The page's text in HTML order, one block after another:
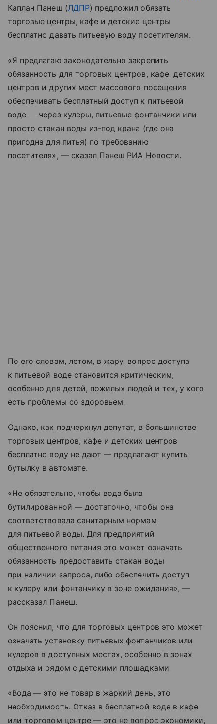
Каплан Панеш (ЛДПР) предложил обязать
торговые центры, кафе и детские центры
бесплатно давать питьевую воду посетителям.
«Я предлагаю законодательно закрепить
обязанность для торговых центров, кафе, детских
центров и других мест массового посещения
обеспечивать бесплатный доступ к питьевой
воде — через кулеры, питьевые фонтанчики или
просто стакан воды из-под крана (где она
пригодна для питья) по требованию
посетителя», — сказал Панеш РИА Новости.
По его словам, летом, в жару, вопрос доступа
к питьевой воде становится критическим,
особенно для детей, пожилых людей и тех, у кого
есть проблемы со здоровьем.
Однако, как подчеркнул депутат, в большинстве
торговых центров, кафе и детских центров
бесплатно воду не дают — предлагают купить
бутылку в автомате.
«Не обязательно, чтобы вода была
бутилированной — достаточно, чтобы она
соответствовала санитарным нормам
для питьевой воды. Для предприятий
общественного питания это может означать
обязанность предоставить стакан воды
при наличии запроса, либо обеспечить доступ
к кулеру или фонтанчику в зоне ожидания», —
рассказал Панеш.
Он пояснил, что для торговых центров это может
означать установку питьевых фонтанчиков или
кулеров в доступных местах, особенно в зонах
отдыха и рядом с детскими площадками.
«Вода — это не товар в жаркий день, это
необходимость. Отказ в бесплатной воде в кафе
или торговом центре — это не вопрос экономики,